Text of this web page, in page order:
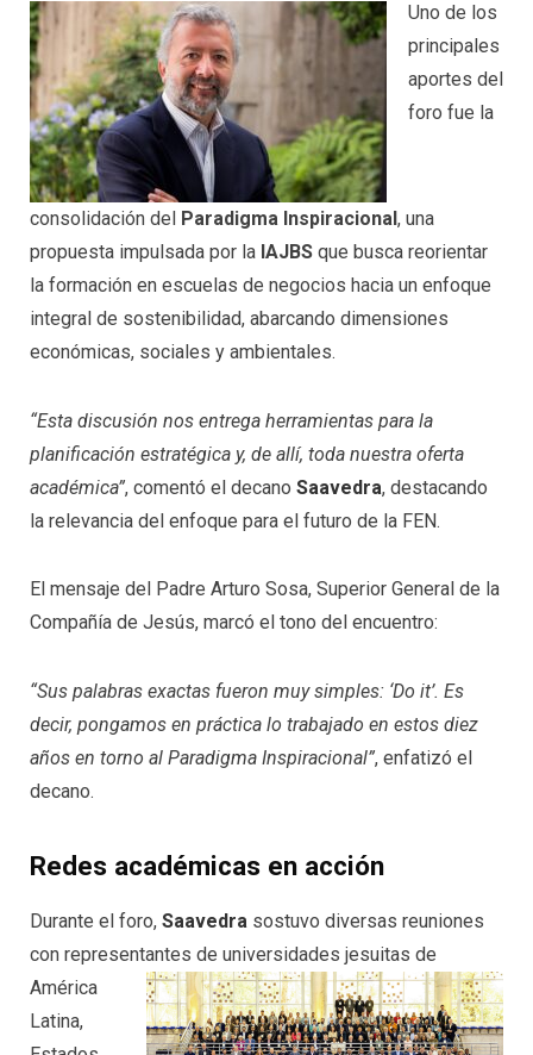
Uno de los
principales
aportes del
foro fue la
consolidación del Paradigma Inspiracional, una
propuesta impulsada por la IAJBS que busca reorientar
la formación en escuelas de negocios hacia un enfoque
integral de sostenibilidad, abarcando dimensiones
económicas, sociales y ambientales.
“Esta discusión nos entrega herramientas para la
planificación estratégica y, de allí, toda nuestra oferta
académica”, comentó el decano Saavedra, destacando
la relevancia del enfoque para el futuro de la FEN.
El mensaje del Padre Arturo Sosa, Superior General de la
Compañía de Jesús, marcó el tono del encuentro:
“Sus palabras exactas fueron muy simples: ‘Do it’. Es
decir, pongamos en práctica lo trabajado en estos diez
años en torno al Paradigma Inspiracional”, enfatizó el
decano.
Redes académicas en acción
Durante el foro, Saavedra sostuvo diversas reuniones
con representantes de universidades jesuitas de
América
Latina,